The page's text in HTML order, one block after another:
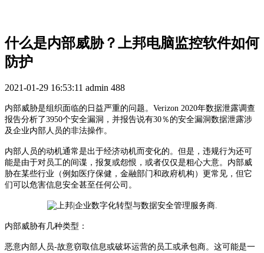
什么是内部威胁？上邦电脑监控软件如何
防护
2021-01-29 16:53:11 admin 488
内部威胁是组织面临的日益严重的问题。Verizon 2020年数据泄露调查
报告分析了3950个安全漏洞，并报告说有30％的安全漏洞数据泄露涉
及企业内部人员的非法操作。
内部人员的动机通常是出于经济动机而变化的。但是，违规行为还可
能是由于对员工的间谍，报复或怨恨，或者仅仅是粗心大意。内部威
胁在某些行业（例如医疗保健，金融部门和政府机构）更常见，但它
们可以危害信息安全甚至任何公司。
内部威胁有几种类型：
恶意内部人员-故意窃取信息或破坏运营的员工或承包商。这可能是一